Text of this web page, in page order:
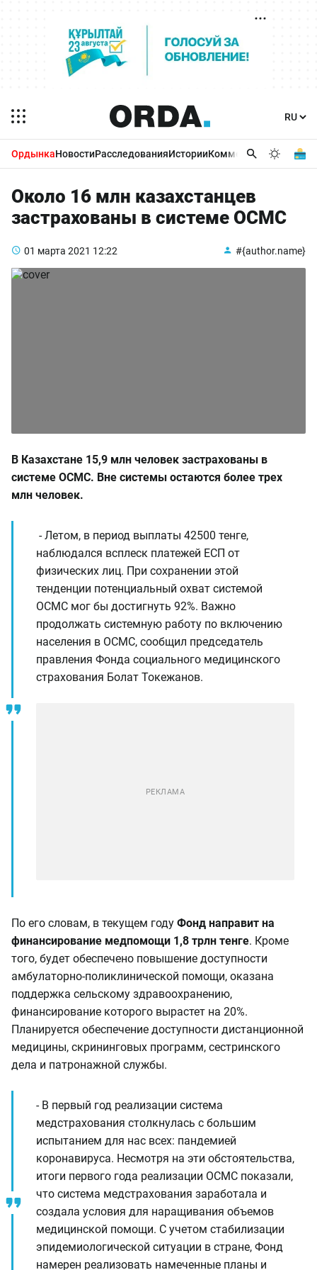
ОрдынкаНовостиРасследованияИсторииКомментарииБизнес
Около 16 млн казахстанцев
застрахованы в системе ОСМС
01 марта 2021 12:22 #{author.name}
В Казахстане 15,9 млн человек застрахованы в
системе ОСМС. Вне системы остаются более трех
млн человек.
- Летом, в период выплаты 42500 тенге,
наблюдался всплеск платежей ЕСП от
физических лиц. При сохранении этой
тенденции потенциальный охват системой
ОСМС мог бы достигнуть 92%. Важно
продолжать системную работу по включению
населения в ОСМС, сообщил председатель
правления Фонда социального медицинского
страхования Болат Токежанов.
По его словам, в текущем году Фонд направит на
финансирование медпомощи 1,8 трлн тенге. Кроме
того, будет обеспечено повышение доступности
амбулаторно-поликлинической помощи, оказана
поддержка сельскому здравоохранению,
финансирование которого вырастет на 20%.
Планируется обеспечение доступности дистанционной
медицины, скрининговых программ, сестринского
дела и патронажной службы.
- В первый год реализации система
медстрахования столкнулась с большим
испытанием для нас всех: пандемией
коронавируса. Несмотря на эти обстоятельства,
итоги первого года реализации ОСМС показали,
что система медстрахования заработала и
создала условия для наращивания объемов
медицинской помощи. С учетом стабилизации
эпидемиологической ситуации в стране, Фонд
намерен реализовать намеченные планы и